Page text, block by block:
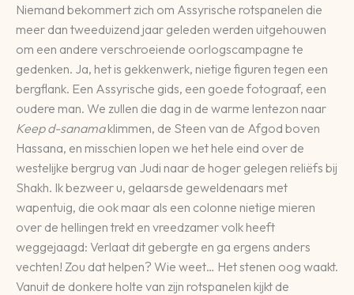
Niemand bekommert zich om Assyrische rotspanelen die
meer dan tweeduizend jaar geleden werden uitgehouwen
om een andere verschroeiende oorlogscampagne te
gedenken. Ja, het is gekkenwerk, nietige figuren tegen een
bergflank. Een Assyrische gids, een goede fotograaf, een
oudere man. We zullen die dag in de warme lentezon naar
Keep d-sanamaklimmen, de Steen van de Afgod boven
Hassana, en misschien lopen we het hele eind over de
westelijke bergrug van Judi naar de hoger gelegen reliëfs bij
Shakh. Ik bezweer u, gelaarsde geweldenaars met
wapentuig, die ook maar als een colonne nietige mieren
over de hellingen trekt en vreedzamer volk heeft
weggejaagd: Verlaat dit gebergte en ga ergens anders
vechten! Zou dat helpen? Wie weet… Het stenen oog waakt.
Vanuit de donkere holte van zijn rotspanelen kijkt de